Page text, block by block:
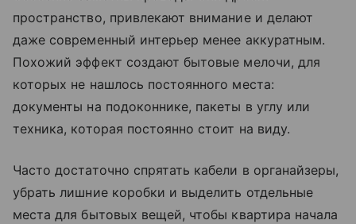
пространство, привлекают внимание и делают
даже современный интерьер менее аккуратным.
Похожий эффект создают бытовые мелочи, для
которых не нашлось постоянного места:
документы на подоконнике, пакеты в углу или
техника, которая постоянно стоит на виду.
Часто достаточно спрятать кабели в органайзеры,
убрать лишние коробки и выделить отдельные
места для бытовых вещей, чтобы квартира начала